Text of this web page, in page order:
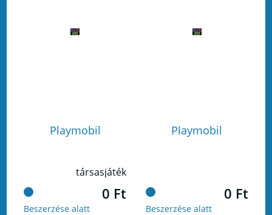
Playmobil
társasjáték
0 Ft
Beszerzése alatt
Playmobil
0 Ft
Beszerzése alatt